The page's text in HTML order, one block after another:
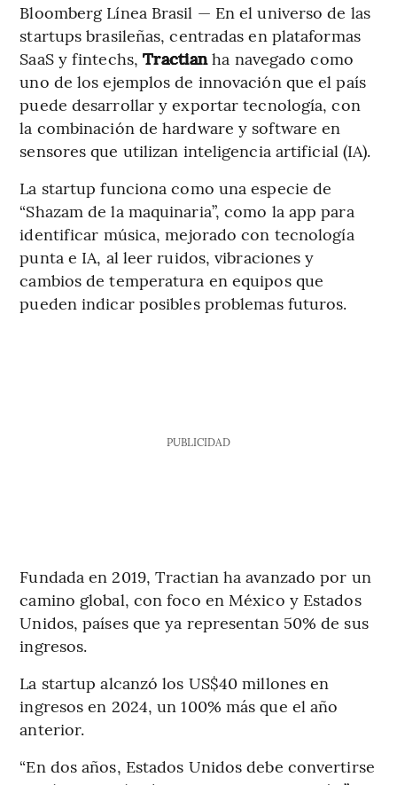
Bloomberg Línea Brasil — En el universo de las
startups brasileñas, centradas en plataformas
SaaS y fintechs,Tractianha navegado como
uno de los ejemplos de innovación que el país
puede desarrollar y exportar tecnología, con
la combinación de hardware y software en
sensores que utilizan inteligencia artificial (IA).
La startup funciona como una especie de
“Shazam de la maquinaria”, como la app para
identificar música, mejorado con tecnología
punta e IA, al leer ruidos, vibraciones y
cambios de temperatura en equipos que
pueden indicar posibles problemas futuros.
PUBLICIDAD
Fundada en 2019, Tractian ha avanzado por un
camino global, con foco en México y Estados
Unidos, países que ya representan 50% de sus
ingresos.
La startup alcanzó los US$40 millones en
ingresos en 2024, un 100% más que el año
anterior.
“En dos años, Estados Unidos debe convertirse